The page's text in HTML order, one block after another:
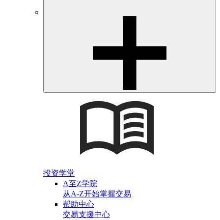
投资学堂
A至Z学院
从A-Z开始掌握交易
帮助中心
交易支援中心